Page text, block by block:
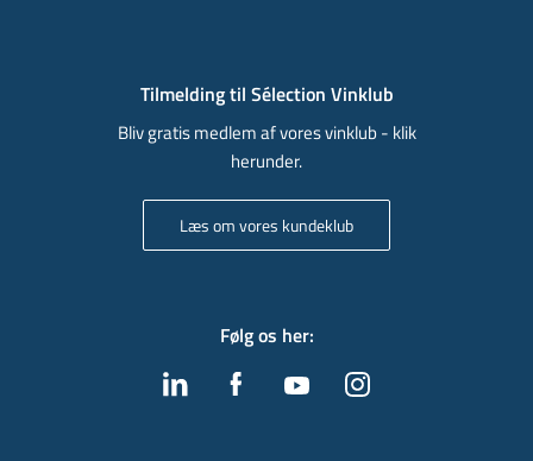
Tilmelding til Sélection Vinklub
Bliv gratis medlem af vores vinklub - klik
herunder.
Læs om vores kundeklub
Følg os her: